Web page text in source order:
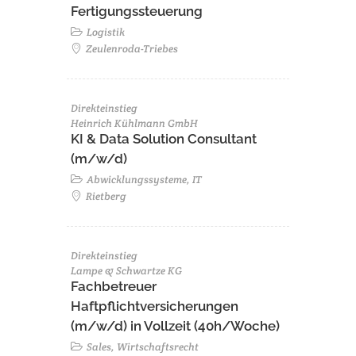
Fertigungssteuerung
Logistik
Zeulenroda-Triebes
Direkteinstieg
Heinrich Kühlmann GmbH
KI & Data Solution Consultant
(m/w/d)
Abwicklungssysteme, IT
Rietberg
Direkteinstieg
Lampe & Schwartze KG
Fachbetreuer
Haftpflichtversicherungen
(m/w/d) in Vollzeit (40h/Woche)
Sales, Wirtschaftsrecht